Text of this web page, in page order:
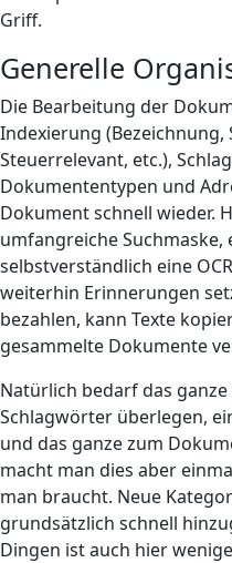
Griff.
Generelle
Die Bearbeitung der
Indexierung (Bezeichnung,
Steuerrelevant, etc.),
Dokumententypen und
Dokument schnell wieder.
umfangreiche Suchmaske,
selbstverständlich eine
weiterhin Erinnerungen
bezahlen, kann Texte
gesammelte Dokumente
Natürlich bedarf das
Schlagwörter überlegen,
und das ganze zum
macht man dies aber
man braucht. Neue
grundsätzlich schnell
Dingen ist auch hier